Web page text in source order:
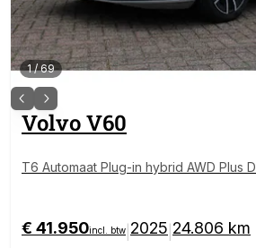
1/69
VolvoV60
T6 Automaat Plug-in hybrid AWD Plus
m zichtcamera | Verwarmbare voorstoelen en achter
bank | Verwarmbaar stuurwiel |
€ 41.950incl. btw 2025 24.806 km